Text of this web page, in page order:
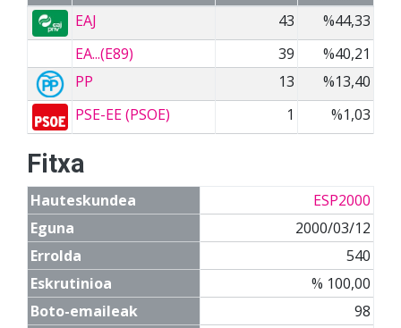
EAJ
43
%44,33
EA...(E89)
39
%40,21
PP
13
%13,40
PSE-EE (PSOE)
1 %1,03
Fitxa
Hauteskundea
ESP2000
Eguna
2000/03/12
Errolda
540
Eskrutinioa
% 100,00
Boto-emaileak
98